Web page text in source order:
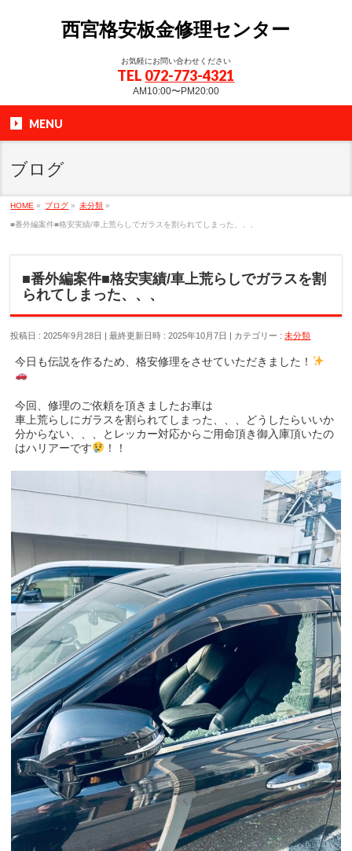
西宮格安板金修理センター
お気軽にお問い合わせください
TEL 072-773-4321
AM10:00〜PM20:00
MENU
ブログ
HOME » ブログ » 未分類 »
■番外編案件■格安実績/車上荒らしでガラスを割られてしまった、、、
■番外編案件■格安実績/車上荒らしでガラスを割
られてしまった、、、
投稿日 : 2025年9月28日 最終更新日時 : 2025年10月7日 カテゴリー :未分類
今日も伝説を作るため、格安修理をさせていただきました！
今回、修理のご依頼を頂きましたお車は
車上荒らしにガラスを割られてしまった、、、どうしたらいいか
分からない、、、とレッカー対応からご用命頂き御入庫頂いたの
はハリアーです
！！